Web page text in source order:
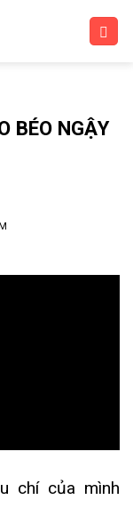
BÉO NGẬY
chí của mình